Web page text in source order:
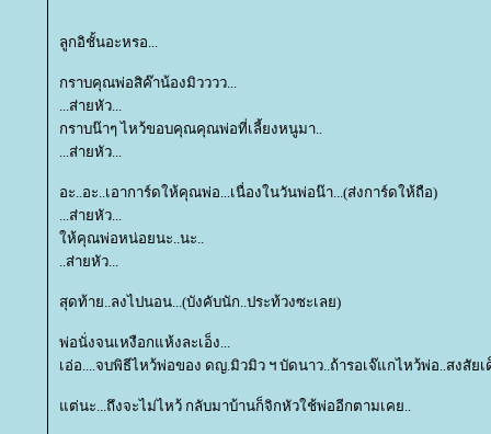
ลูกอิชั้นอะหรอ...
กราบคุณพ่อสิค๊าน้องมิวววว...
...ส่ายหัว...
กราบน๊าๆ ไหว้ขอบคุณคุณพ่อที่เลี้ยงหนูมา..
...ส่ายหัว...
อะ..อะ..เอาการ์ดให้คุณพ่อ...เนื่องในวันพ่อน๊า...(ส่งการ์ดให้ถือ)
...ส่ายหัว...
ห้คุณพ่อหน่อยนะ..นะ..
..ส่ายหัว...
สุดท้าย..ลงไปนอน...(บังคับนัก..ประท้วงซะเลย)
พ่อนั่งจนเหงือกแห้งละเอ็ง...
เอ่อ....จบพิธีไหว้พ่อของ ดญ.มิวมิว ฯ บัดนาว..ถ้ารอเจ๊แกไหว้พ่อ..สงสัย
ต่นะ...ถึงจะไม่ไหว้ กลับมาบ้านก็จิกหัวใช้พ่ออีกตามเคย..